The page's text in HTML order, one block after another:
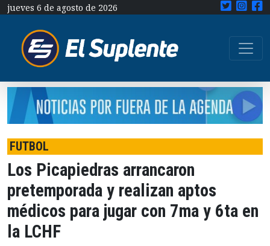
jueves 6 de agosto de 2026
FUTBOL
Los Picapiedras arrancaron
pretemporada y realizan aptos
médicos para jugar con 7ma y 6ta en
la LCHF